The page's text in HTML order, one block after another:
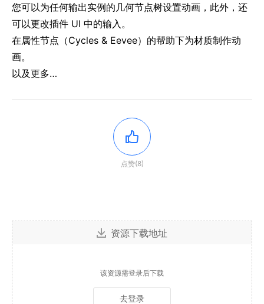
您可以为任何输出实例的几何节点树设置动画，此外，还
可以更改插件 UI 中的输入。
在属性节点（Cycles & Eevee）的帮助下为材质制作动
画。
以及更多…
点赞(8)
资源下载地址
该资源需登录后下载
去登录